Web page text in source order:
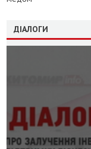
ДІАЛОГИ